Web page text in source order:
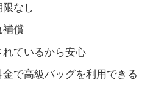
なし
補償
ているから安心
金で高級バッグを利用できる